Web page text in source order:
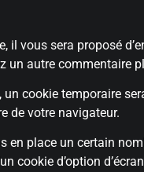
vous sera proposé
autre commentaire
cookie temporaire
de votre navigateur.
place un certain
cookie d’option